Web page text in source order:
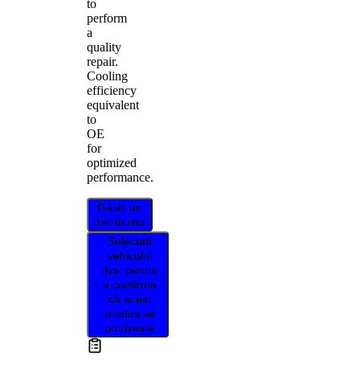
to
perform
a
quality
repair.
Cooling
efficiency
equivalent
to
OE
for
optimized
performance.
Găsiți un
distribuitor
Selectați
vehiculul
dvs. pentru
a confirma
că acest
produs se
potrivește